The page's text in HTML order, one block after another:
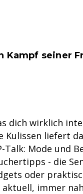
Kampf seiner
dich wirklich
liefert
Mode und
- die
oder
immer